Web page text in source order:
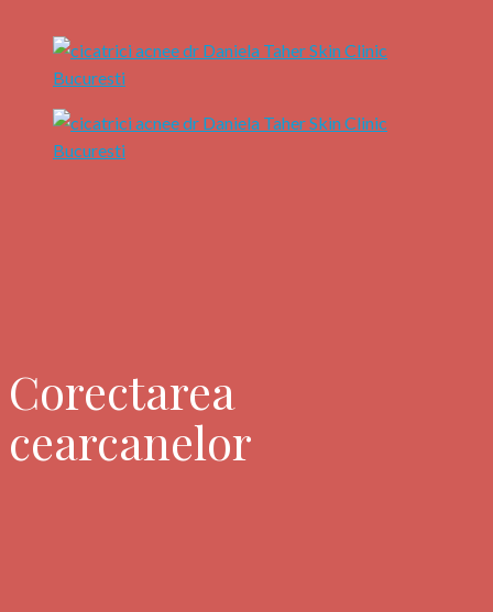
Corectarea
cearcanelor